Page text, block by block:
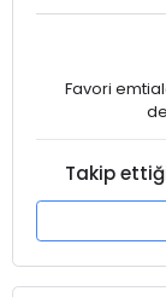
Favori
Takip